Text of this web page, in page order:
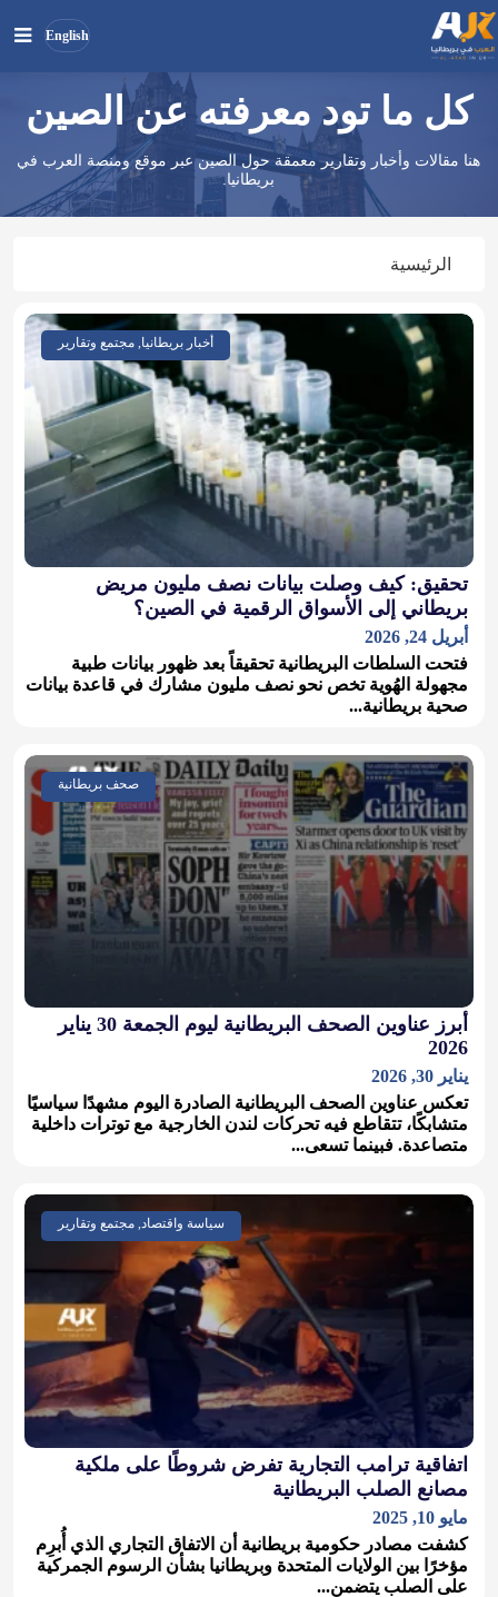
English
ابحث
الموقع
بحث
كل ما تود معرفته عن الصين
هنا مقالات وأخبار وتقارير معمقة حول الصين عبر موقع ومنصة العرب في
بريطانيا.
الرئيسية
أخبار بريطانيا, مجتمع وتقارير
تحقيق: كيف وصلت بيانات نصف مليون مريض
بريطاني إلى الأسواق الرقمية في الصين؟
أبريل 24, 2026
فتحت السلطات البريطانية تحقيقاً بعد ظهور بيانات طبية
مجهولة الهُوية تخص نحو نصف مليون مشارك في قاعدة بيانات
صحية بريطانية...
صحف بريطانية
أبرز عناوين الصحف البريطانية ليوم الجمعة 30 يناير
2026
يناير 30, 2026
تعكس عناوين الصحف البريطانية الصادرة اليوم مشهدًا سياسيًا
متشابكًا، تتقاطع فيه تحركات لندن الخارجية مع توترات داخلية
متصاعدة. فبينما تسعى...
سياسة واقتصاد, مجتمع وتقارير
اتفاقية ترامب التجارية تفرض شروطًا على ملكية
مصانع الصلب البريطانية
مايو 10, 2025
كشفت مصادر حكومية بريطانية أن الاتفاق التجاري الذي أُبرِم
مؤخرًا بين الولايات المتحدة وبريطانيا بشأن الرسوم الجمركية
على الصلب يتضمن...